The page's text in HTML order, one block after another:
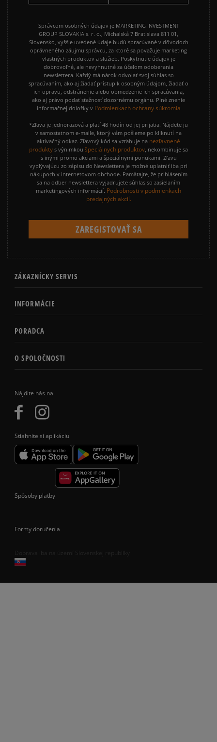
REEBOK CLUB C
Nájdite nás na
Stiahnite si aplikáciu
Správcom osobných údajov je MARKETING INVESTMENT
GROUP SLOVAKIA s. r. o., Michalská 7 Bratislava 811 01,
Slovensko, vyššie uvedené údaje budú spracúvané v dôvodoch
oprávneného záujmu správcu, za ktoré sa považuje marketing
vlastných produktov a služieb. Poskytnutie údajov je
dobrovoľné, ale nevyhnutné za účelom odoberania
newslettera. Každý má nárok odvolať svoj súhlas so
spracúvaním, ako aj žiadať prístup k osobným údajom, žiadať o
ich opravu, odstránenie alebo obmedzenie ich spracúvania,
ako aj právo podať sťažnosť dozornému orgánu. Plné znenie
informačnej doložky v Podmienkach ochrany súkromia
*Zľava je jednorazová a platí 48 hodín od jej prijatia. Nájdete ju
v samostatnom e-maile, ktorý vám pošleme po kliknutí na
aktivačný odkaz. Zľavový kód sa vzťahuje na nezľavnené
produkty s výnimkou špeciálnych produktov, nekombinuje sa
s inými promo akciami a špeciálnymi ponukami. Zľavu
vyplývajúcu zo zápisu do Newslettera je možné uplatniť iba pri
nákupoch v internetovom obchode. Pamätajte, že prihlásením
sa na odber newslettera vyjadrujete súhlas so zasielaním
marketingových informácií. Podrobnosti v podmienkach
predajných akcií.
ZÁKAZNÍCKY SERVIS
INFORMÁCIE
PORADCA
O SPOLOČNOSTI
Spôsoby platby
Formy doručenia